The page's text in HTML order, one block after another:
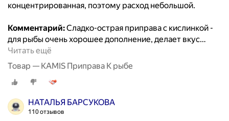
концентрированная, поэтому расход небольшой.
Комментарий:Сладко-острая приправа с кислинкой -
для рыбы очень хорошее дополнение, делает вкус…
Читать ещё
Товар — KAMIS Приправа К рыбе
НАТАЛЬЯ БАРСУКОВА
110 отзывов